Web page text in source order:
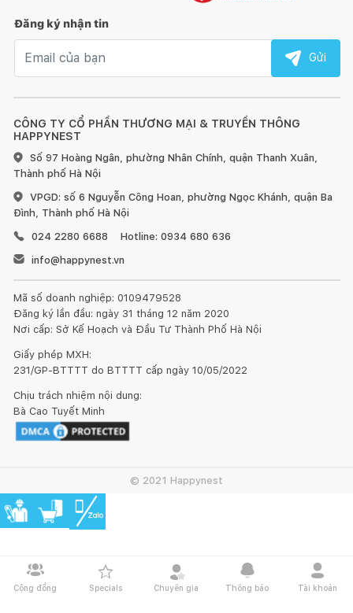
Cộng đồng Specials Chuyên gia Thông báo Tài khoản
CÔNG TY CỔ PHẦN THƯƠNG MẠI & TRUYỀN THÔNG
HAPPYNEST
Số 97 Hoàng Ngân, phường Nhân Chính, quận Thanh Xuân,
Thành phố Hà Nội
VPGD: số 6 Nguyễn Công Hoan, phường Ngọc Khánh, quận Ba
Đình, Thành phố Hà Nội
024 2280 6688
Hotline: 0934 680 636
info@happynest.vn
Mã số doanh nghiệp: 0109479528
Đăng ký lần đầu: ngày 31 tháng 12 năm 2020
Nơi cấp: Sở Kế Hoạch và Đầu Tư Thành Phố Hà Nội
Giấy phép MXH:
231/GP-BTTTT do BTTTT cấp ngày 10/05/2022
Chịu trách nhiệm nội dung:
Bà Cao Tuyết Minh
Đăng ký nhận tin
Gửi
© 2021 Happynest